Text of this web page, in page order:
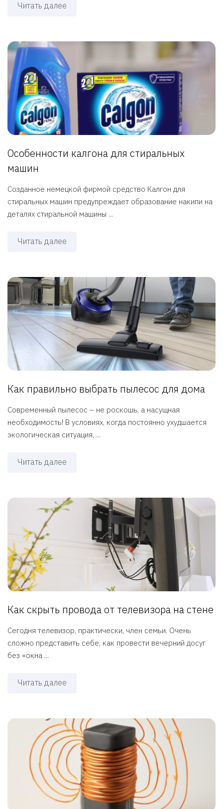
Читать далее
Особенности калгона для стиральных
машин
Созданное немецкой фирмой средство Калгон для
стиральных машин предупреждает образование накипи на
деталях стиральной машины ...
Читать далее
Как правильно выбрать пылесос для дома
Современный пылесос – не роскошь, а насущная
необходимость! В условиях, когда постоянно ухудшается
экологическая ситуация, ...
Читать далее
Как скрыть провода от телевизора на стене
Сегодня телевизор, практически, член семьи. Очень
сложно представить себе, как провести вечерний досуг
без «окна ...
Читать далее